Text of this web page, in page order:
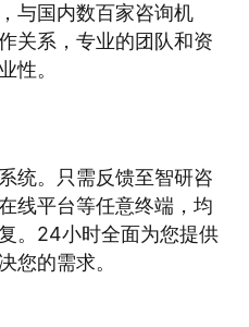
与国内数百家咨询机
关系，专业的团队和资
性。
统。只需反馈至智研咨
线平台等任意终端，均
。24小时全面为您提供
您的需求。